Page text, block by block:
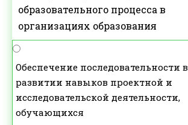
образовательного процесса в
организациях образования
Обеспечение последовательности в
развитии навыков проектной и
исследовательской деятельности,
обучающихся